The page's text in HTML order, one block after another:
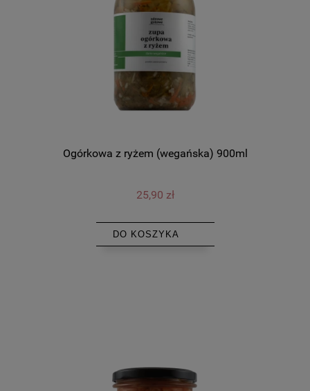
Ogórkowa z ryżem (wegańska) 900ml
25,90 zł
DO KOSZYKA